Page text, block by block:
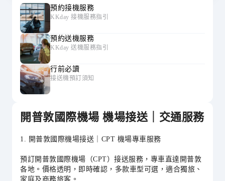
預約接機服務
KKday 接機服務指引
預約送機服務
KKday 送機服務指引
行前必讀
接送機預訂須知
開普敦國際機場 機場接送｜交通服務
1. 開普敦國際機場接送｜CPT 機場專車服務
預訂開普敦國際機場（CPT）接送服務，專車直達開普敦
各地。價格透明，即時確認，多款車型可選，適合獨旅、
家庭及商務旅客。